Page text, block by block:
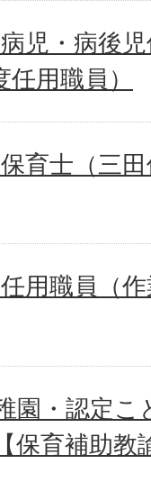
病児・病後
用職員）
保育士（三
用職員（
園・認定
保育補助教